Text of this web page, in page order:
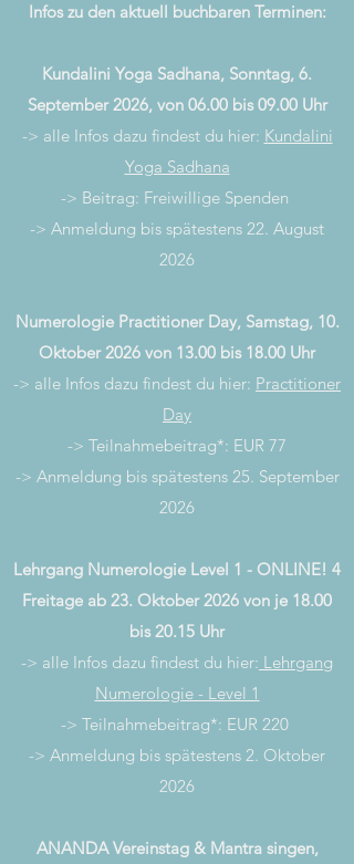
Infos zu den aktuell buchbaren Terminen:
Kundalini Yoga Sadhana, Sonntag, 6.
September 2026, von 06.00 bis 09.00 Uhr
-> alle Infos dazu findest du hier: Kundalini
Yoga Sadhana
-> Beitrag: Freiwillige Spenden
-> Anmeldung bis spätestens 22. August
2026
Numerologie Practitioner Day, Samstag, 10.
Oktober 2026 von 13.00 bis 18.00 Uhr
-> alle Infos dazu findest du hier: Practitioner
Day
-> Teilnahmebeitrag*: EUR 77
-> Anmeldung bis spätestens 25. September
2026
Lehrgang Numerologie Level 1 - ONLINE! 4
Freitage ab 23. Oktober 2026 von je 18.00
bis 20.15 Uhr
-> alle Infos dazu findest du hier: Lehrgang
Numerologie - Level 1
-> Teilnahmebeitrag*: EUR 220
-> Anmeldung bis spätestens 2. Oktober
2026
ANANDA Vereinstag & Mantra singen,